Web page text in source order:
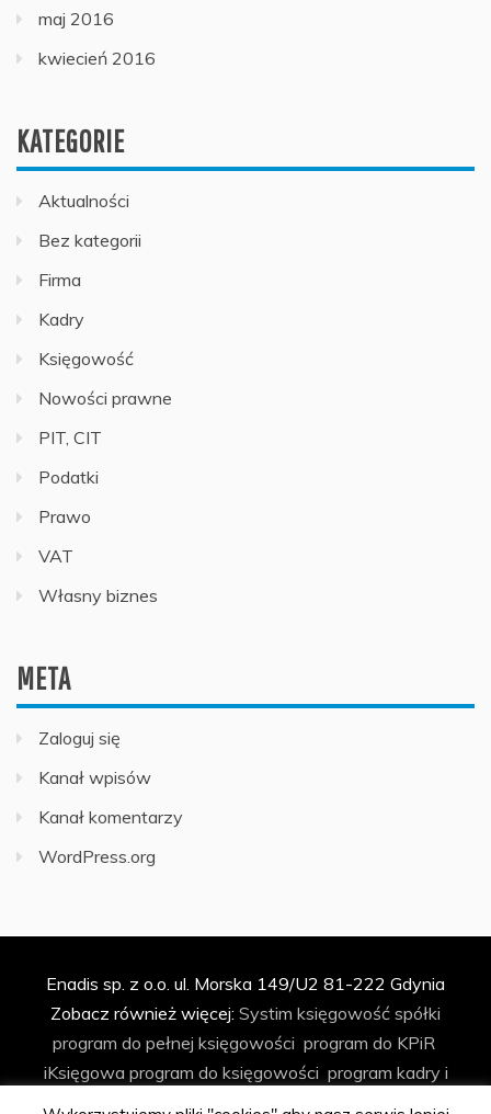
maj 2016
kwiecień 2016
KATEGORIE
Aktualności
Bez kategorii
Firma
Kadry
Księgowość
Nowości prawne
PIT, CIT
Podatki
Prawo
VAT
Własny biznes
META
Zaloguj się
Kanał wpisów
Kanał komentarzy
WordPress.org
Enadis sp. z o.o. ul. Morska 149/U2 81-222 Gdynia
Zobacz również więcej: Systim księgowość spółki
program do pełnej księgowości program do KPiR
iKsięgowa program do księgowości program kadry i